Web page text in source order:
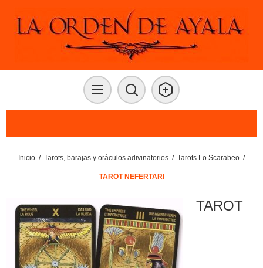
Inicio / Tarots, barajas y oráculos adivinatorios / Tarots Lo Scarabeo /
TAROT NEFERTARI
TAROT